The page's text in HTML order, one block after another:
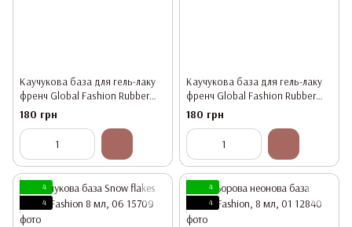
Каучукова база для гель-лаку
френч Global Fashion Rubber
Base Coat French, 15 мл 01
180 грн
Каучукова база для гель-лаку
френч Global Fashion Rubber
Base Coat French, 15 мл 08
180 грн
4
4
4
4